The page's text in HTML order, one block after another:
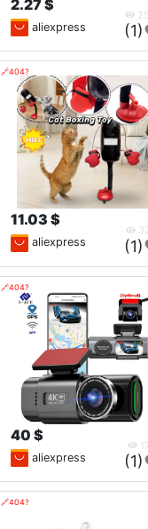
2.27 $
aliexpress (1)
🔗404?
11.03 $
aliexpress (1)
🔗404?
40 $
aliexpress (1)
🔗404?